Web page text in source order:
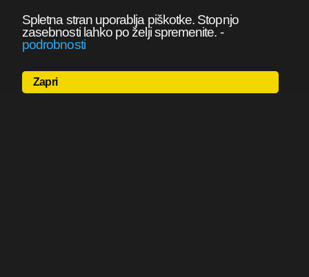
Spletna stran uporablja piškotke. Stopnjo
zasebnosti lahko po želji spremenite. -
podrobnosti
Zapri